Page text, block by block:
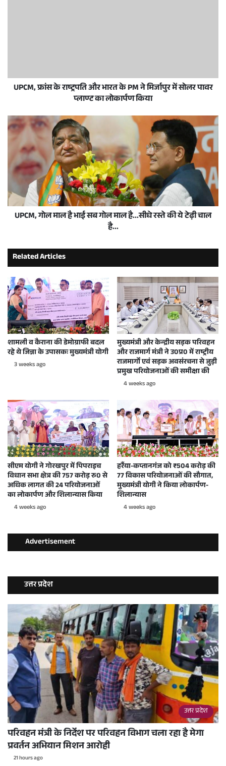
UPCM, फ्रांस के राष्ट्रपति और भारत के PM ने मिर्जापुर में सोलर पावर
प्लाण्ट का लोकार्पण किया
UPCM, गोल माल है भाई सब गोल माल है...सीधे रस्ते की ये टेढ़ी चाल
है...
Related Articles
शामली व कैराना की डेमोग्राफी बदल
रहे थे जिन्ना के उपासकः मुख्यमंत्री योगी
3 weeks ago
मुख्यमंत्री और केन्द्रीय सड़क परिवहन
और राजमार्ग मंत्री ने उ0प्र0 में राष्ट्रीय
राजमार्गों एवं सड़क अवसंरचना से जुड़ी
प्रमुख परियोजनाओं की समीक्षा की
4 weeks ago
सीएम योगी ने गोरखपुर में पिपराइच
विधान सभा क्षेत्र की 757 करोड़ रु0 से
अधिक लागत की 24 परियोजनाओं
का लोकार्पण और शिलान्यास किया
4 weeks ago
हर्रैया-कप्तानगंज को ₹504 करोड़ की
77 विकास परियोजनाओं की सौगात,
मुख्यमंत्री योगी ने किया लोकार्पण-
शिलान्यास
4 weeks ago
Advertisement
उत्तर प्रदेश
उत्तर प्रदेश
परिवहन मंत्री के निर्देश पर परिवहन विभाग चला रहा है मेगा
प्रवर्तन अभियान मिशन आरोही
21 hours ago